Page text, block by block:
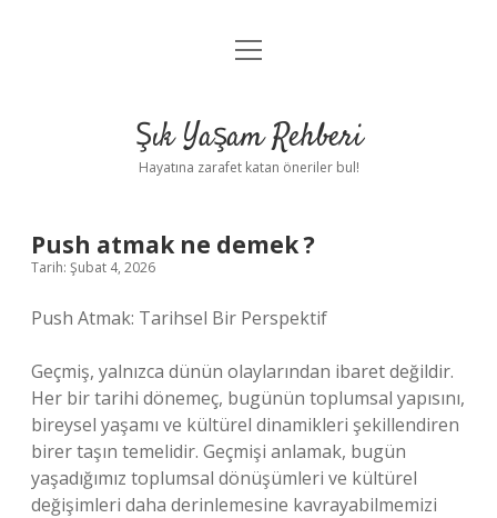
Anasayfa
Yasal Uyarı
menüyü
Şık Yaşam Rehberi
Hayatına zarafet katan öneriler bul!
Push atmak ne demek ?
Tarih: Şubat 4, 2026
Push Atmak: Tarihsel Bir Perspektif
Geçmiş, yalnızca dünün olaylarından ibaret değildir.
Her bir tarihi dönemeç, bugünün toplumsal yapısını,
bireysel yaşamı ve kültürel dinamikleri şekillendiren
birer taşın temelidir. Geçmişi anlamak, bugün
yaşadığımız toplumsal dönüşümleri ve kültürel
değişimleri daha derinlemesine kavrayabilmemizi